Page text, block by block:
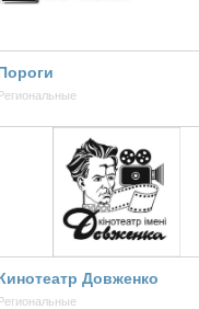
Довженко